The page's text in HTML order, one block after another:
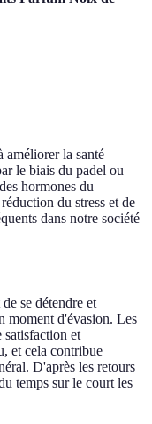
améliorer la santé
le biais du padel ou
hormones du
du stress et de
dans notre société
se détendre et
moment d'évasion. Les
satisfaction et
et cela contribue
D'après les retours
temps sur le court les